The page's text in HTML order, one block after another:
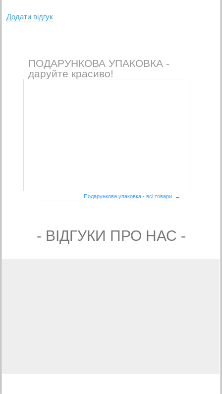
Додати вiдгук
ПОДАРУНКОВА УПАКОВКА -
даруйте красиво!
Подарункова упаковка - всі товари →
- ВIДГУКИ ПРО НАС -